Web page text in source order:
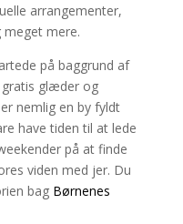
arrangementer,
meget mere.
på baggrund af
gratis glæder og
nemlig en by fyldt
have tiden til at lede
på at finde
viden med jer. Du
bag Børnenes